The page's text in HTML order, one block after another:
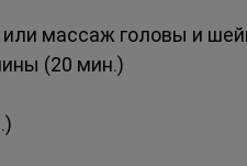
массаж головы и
(20 мин.)